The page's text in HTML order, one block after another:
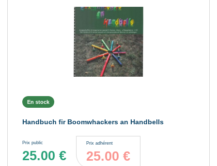
En stock
Handbuch fir Boomwhackers an Handbells
Prix public
25.00 €
Prix adhérent
25.00 €